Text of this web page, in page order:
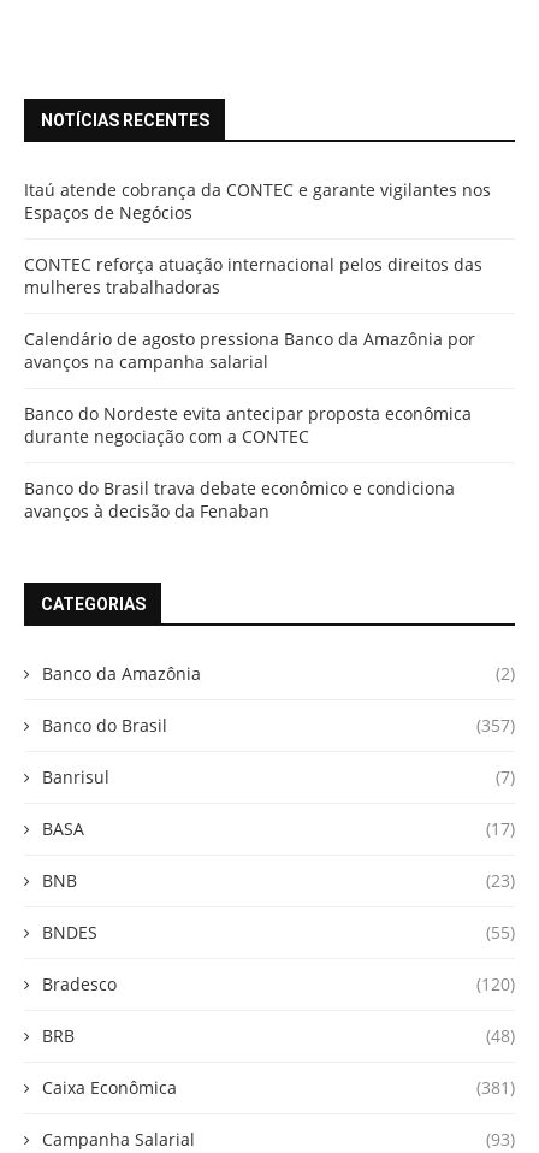
NOTÍCIAS RECENTES
Itaú atende cobrança da CONTEC e garante vigilantes nos
Espaços de Negócios
CONTEC reforça atuação internacional pelos direitos das
mulheres trabalhadoras
Calendário de agosto pressiona Banco da Amazônia por
avanços na campanha salarial
Banco do Nordeste evita antecipar proposta econômica
durante negociação com a CONTEC
Banco do Brasil trava debate econômico e condiciona
avanços à decisão da Fenaban
CATEGORIAS
Banco da Amazônia (2)
Banco do Brasil (357)
Banrisul (7)
BASA (17)
BNB (23)
BNDES (55)
Bradesco (120)
BRB (48)
Caixa Econômica (381)
Campanha Salarial (93)